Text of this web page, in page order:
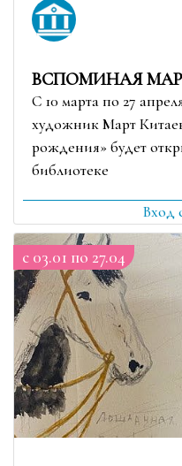
ВСПОМИНАЯ
С 10 марта по 27
художник Март
рождения» будет
библиотеке
Вход
c 03.01 по 27.04